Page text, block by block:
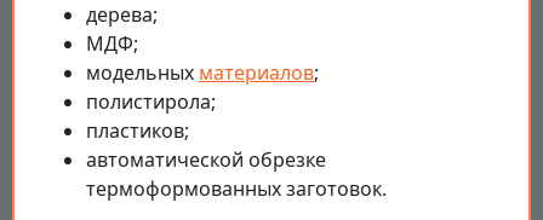
дерева;
МДФ;
модельных материалов;
полистирола;
пластиков;
автоматической обрезке
термоформованных заготовок.